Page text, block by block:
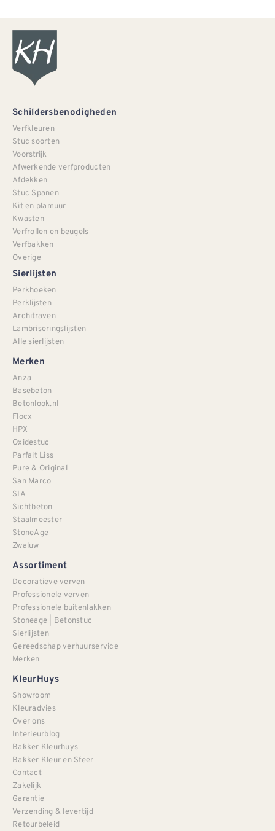
Schildersbenodigheden
Verfkleuren
Stuc soorten
Voorstrijk
Afwerkende verfproducten
Afdekken
Stuc Spanen
Kit en plamuur
Kwasten
Verfrollen en beugels
Verfbakken
Overige
Sierlijsten
Perkhoeken
Perklijsten
Architraven
Lambriseringslijsten
Alle sierlijsten
Merken
Anza
Basebeton
Betonlook.nl
Flocx
HPX
Oxidestuc
Parfait Liss
Pure & Original
San Marco
SIA
Sichtbeton
Staalmeester
StoneAge
Zwaluw
Assortiment
Decoratieve verven
Professionele verven
Professionele buitenlakken
Stoneage | Betonstuc
Sierlijsten
Gereedschap verhuurservice
Merken
KleurHuys
Showroom
Kleuradvies
Over ons
Interieurblog
Bakker Kleurhuys
Bakker Kleur en Sfeer
Contact
Zakelijk
Garantie
Verzending & levertijd
Retourbeleid